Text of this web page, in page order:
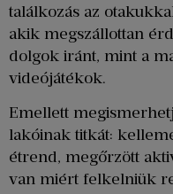
találkozás az
akik megszállottan
dolgok iránt, mint a
videójátékok.
Emellett
lakóinak titkát:
étrend, megőrzött
van miért felkelniük